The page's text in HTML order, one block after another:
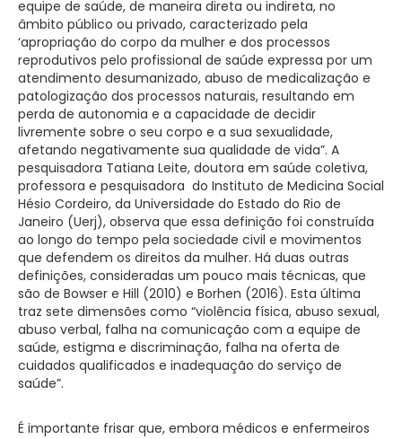
equipe de saúde, de maneira direta ou indireta, no
âmbito público ou privado, caracterizado pela
‘apropriação do corpo da mulher e dos processos
reprodutivos pelo profissional de saúde expressa por um
atendimento desumanizado, abuso de medicalização e
patologização dos processos naturais, resultando em
perda de autonomia e a capacidade de decidir
livremente sobre o seu corpo e a sua sexualidade,
afetando negativamente sua qualidade de vida”. A
pesquisadora Tatiana Leite, doutora em saúde coletiva,
professora e pesquisadora do Instituto de Medicina Social
Hésio Cordeiro, da Universidade do Estado do Rio de
Janeiro (Uerj), observa que essa definição foi construída
ao longo do tempo pela sociedade civil e movimentos
que defendem os direitos da mulher. Há duas outras
definições, consideradas um pouco mais técnicas, que
são de Bowser e Hill (2010) e Borhen (2016). Esta última
traz sete dimensões como “violência física, abuso sexual,
abuso verbal, falha na comunicação com a equipe de
saúde, estigma e discriminação, falha na oferta de
cuidados qualificados e inadequação do serviço de
saúde”.
É importante frisar que, embora médicos e enfermeiros